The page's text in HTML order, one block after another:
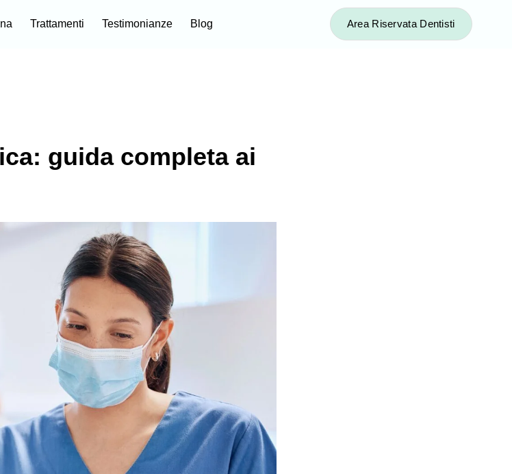
Trattamenti Testimonianze Blog Area Riservata Dentisti
guida completa ai